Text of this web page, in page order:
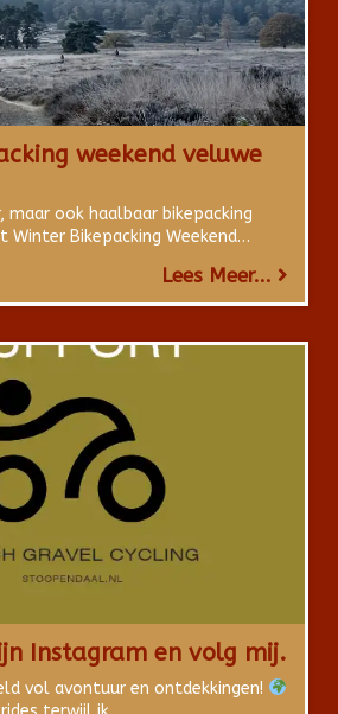
weekend veluwe
maar ook haalbaar bikepacking
Winter Bikepacking Weekend…
Lees Meer...
Instagram en volg mij.
vol avontuur en ontdekkingen!